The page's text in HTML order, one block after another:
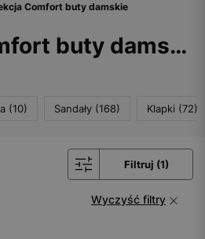
Comfort buty damskie
Kolekcja Comfort buty damskie
(10) Sandały (168) Klapki (72)
Filtruj (1)
Wyczyść filtry